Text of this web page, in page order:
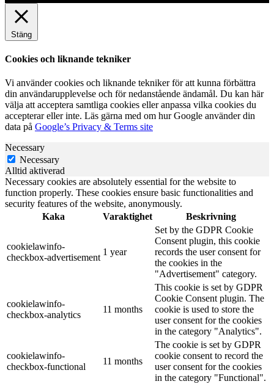
Stäng
Cookies och liknande tekniker
Vi använder cookies och liknande tekniker för att kunna förbättra
din användarupplevelse och för nedanstående ändamål. Du kan här
välja att acceptera samtliga cookies eller anpassa vilka cookies du
accepterar eller inte. Läs gärna med om hur Google använder din
data på Google’s Privacy & Terms site
Necessary
Necessary
Alltid aktiverad
Necessary cookies are absolutely essential for the website to
function properly. These cookies ensure basic functionalities and
security features of the website, anonymously.
Kaka
Varaktighet Beskrivning
cookielawinfo-
checkbox-advertisement
1 year
Set by the GDPR Cookie
Consent plugin, this cookie
records the user consent for
the cookies in the
"Advertisement" category.
cookielawinfo-
checkbox-analytics
11 months
This cookie is set by GDPR
Cookie Consent plugin. The
cookie is used to store the
user consent for the cookies
in the category "Analytics".
cookielawinfo-
checkbox-functional
11 months
The cookie is set by GDPR
cookie consent to record the
user consent for the cookies
in the category "Functional".